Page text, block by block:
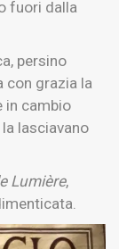
fuori dalla
persino
con grazia la
in cambio
lasciavano
Lumière,